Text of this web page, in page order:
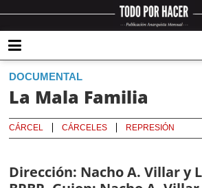
DOCUMENTAL
La Mala Familia
CÁRCEL CÁRCELES REPRESIÓN
Dirección: Nacho A. Villar y